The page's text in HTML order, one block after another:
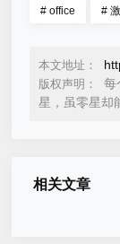
# office #
本文地址：
版权声明：
每
星，虽零星却
相关文章